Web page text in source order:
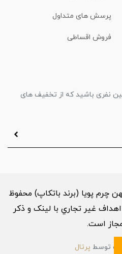
پرسش های متداول
فروش اقساطی
نفری باشید که از تخفیف های
چرم پویا (برند باتکاپ) محفوظ
غير تجاري با لینک و ذکر
است.
توسط پرتال